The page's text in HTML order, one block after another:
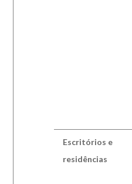
Escritórios e
residências